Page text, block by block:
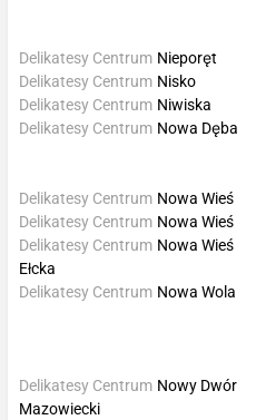
Delikatesy Centrum Nieporęt
Delikatesy Centrum Nisko
Delikatesy Centrum Niwiska
Delikatesy Centrum Nowa Dęba
Delikatesy Centrum Nowa Wieś
Delikatesy Centrum Nowa Wieś
Delikatesy Centrum Nowa Wieś
Ełcka
Delikatesy Centrum Nowa Wola
Delikatesy Centrum Nowy Dwór
Mazowiecki